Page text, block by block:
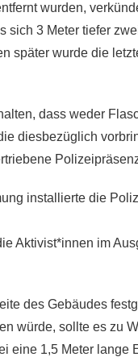
wurden,
sich 3 Meter tiefer
später wurde die
dass weder
diesbezüglich
installierte die
Aktivist*innen im
des Gebäudes
würde, sollte es zu
eine 1,5 Meter